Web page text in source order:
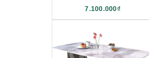
7.100.000₫